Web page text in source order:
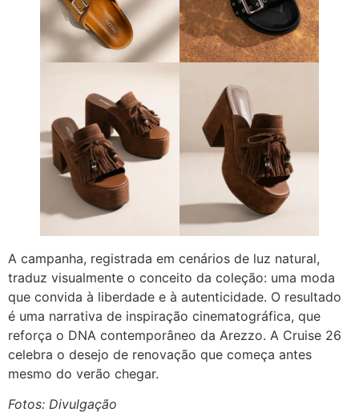
A campanha, registrada em cenários de luz natural,
traduz visualmente o conceito da coleção: uma moda
que convida à liberdade e à autenticidade. O resultado
é uma narrativa de inspiração cinematográfica, que
reforça o DNA contemporâneo da Arezzo. A Cruise 26
celebra o desejo de renovação que começa antes
mesmo do verão chegar.
Fotos: Divulgação